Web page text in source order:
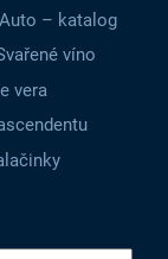
Auto – katalog
víno
vera